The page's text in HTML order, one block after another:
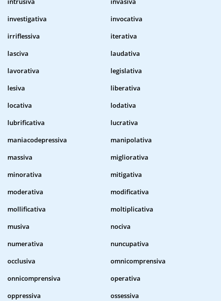
investigativa
invocativa
irriflessiva
iterativa
lasciva
laudativa
lavorativa
legislativa
lesiva
liberativa
locativa
lodativa
lubrificativa
lucrativa
maniacodepressiva
manipolativa
massiva
migliorativa
minorativa
mitigativa
moderativa
modificativa
mollificativa
moltiplicativa
musiva
nociva
numerativa
nuncupativa
occlusiva
omnicomprensiva
onnicomprensiva
operativa
oppressiva
ossessiva